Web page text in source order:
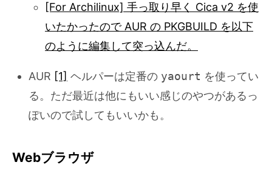
[For Archilinux] 手っ取り早く Cica v2 を使
いたかったので AUR の PKGBUILD を以下
のように編集して突っ込んだ。
AUR [1] ヘルパーは定番の yaourt を使ってい
る。ただ最近は他にもいい感じのやつがあるっ
ぽいので試してもいいかも。
Webブラウザ